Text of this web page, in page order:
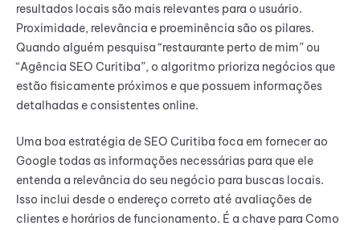
resultados locais são mais relevantes para o usuário.
Proximidade, relevância e proeminência são os pilares.
Quando alguém pesquisa “restaurante perto de mim” ou
“Agência SEO Curitiba”, o algoritmo prioriza negócios que
estão fisicamente próximos e que possuem informações
detalhadas e consistentes online.
Uma boa estratégia de SEO Curitiba foca em fornecer ao
Google todas as informações necessárias para que ele
entenda a relevância do seu negócio para buscas locais.
Isso inclui desde o endereço correto até avaliações de
clientes e horários de funcionamento. É a chave para Como